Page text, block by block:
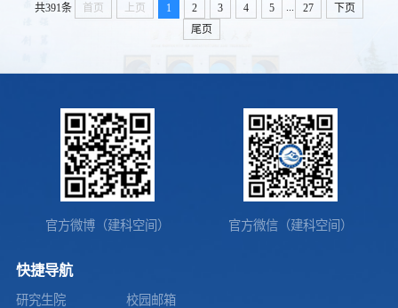
共391条 首页 上页 1 2 3 4 5 27
下页
尾页
官方微博（建科空间） 官方微信（建科空间）
快捷导航
研究生院
校园邮箱